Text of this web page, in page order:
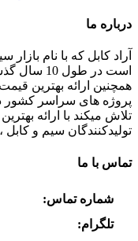
درباره ما
آراد کابل که با نام
است در
همچنین ارائه بهترین
پروژه های سراسر کشور
تلاش میکند با ارائه
تولیدکنندگان سیم و
تماس با ما
شماره تماس:
تلگرام: